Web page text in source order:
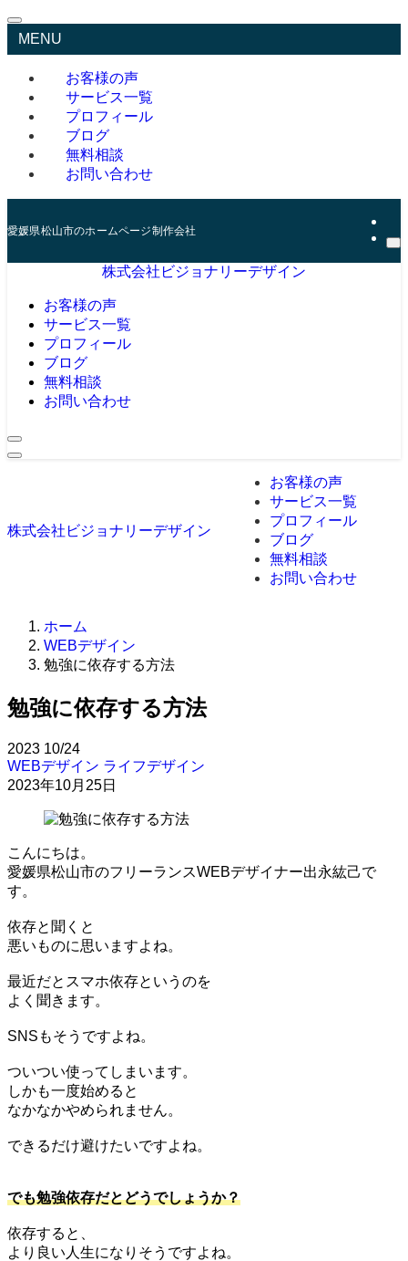
MENU
お客様の声
サービス一覧
プロフィール
ブログ
無料相談
お問い合わせ
愛媛県松山市のホームページ制作会社
株式会社ビジョナリーデザイン
お客様の声
サービス一覧
プロフィール
ブログ
無料相談
お問い合わせ
株式会社ビジョナリーデザイン
お客様の声
サービス一覧
プロフィール
ブログ
無料相談
お問い合わせ
ホーム
WEBデザイン
勉強に依存する方法
勉強に依存する方法
2023 10/24
WEBデザイン ライフデザイン
2023年10月25日
こんにちは。
愛媛県松山市のフリーランスWEBデザイナー出永紘己で
す。
依存と聞くと
悪いものに思いますよね。
最近だとスマホ依存というのを
よく聞きます。
SNSもそうですよね。
ついつい使ってしまいます。
しかも一度始めると
なかなかやめられません。
できるだけ避けたいですよね。
でも勉強依存だとどうでしょうか？
依存すると、
より良い人生になりそうですよね。